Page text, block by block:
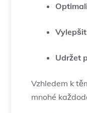
Udržet
Vzhledem k
mnohé